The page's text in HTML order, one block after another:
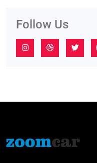
Follow Us